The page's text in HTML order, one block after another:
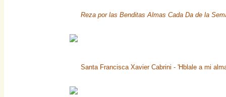
Reza por las Benditas Almas Cada Da de la
Santa Francisca Xavier Cabrini - 'Hblale a mi